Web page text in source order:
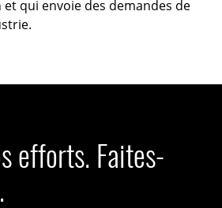
qui envoie des demandes de
efforts. Faites-